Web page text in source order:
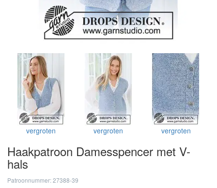
vergroten vergroten vergroten
Haakpatroon Damesspencer met V-
hals
Patroonnummer: 27388-39